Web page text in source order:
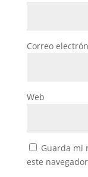
Correo
Web
Guarda mi
este